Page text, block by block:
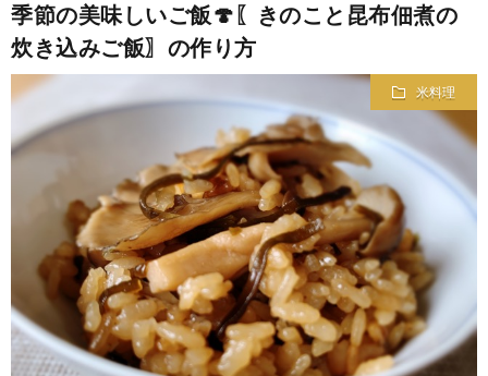
わ
バ
リ
季節の美味しいご飯🍄〖きのこと昆布佃煮の
炊き込みご飯〗の作り方
米料理